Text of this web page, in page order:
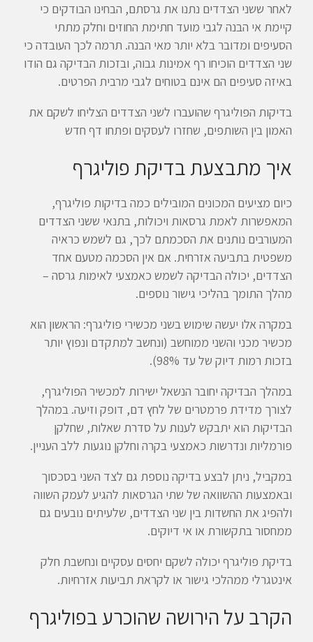
לאחר ששני הצדדים נתנו את גרסתם, הבחינו הבודקים כי
קיימת אי הבנה לגבי מועד חתימת החוזים וחלק מתתי
הסעיפים ומדובר בלא יותר מאי הבנה. תרמה לכך העובדה כי
שני הצדדים הוכיחו רף אמינות גבוה, ובזכות הבדיקה גם הודו
באיזה סעיפים הם אינם בטוחים לגבי מרבית הפרטים.
בדיקות הפוליגרף שהועברו לשני הצדדים הצליחו לשקם את
האמון בין השותפים, שחזרו לעסקים ופתחו דף חדש
איך מתבצעת בדיקת פוליגרף
כיום מציעים המכונים המובילים כמה בדיקות פוליגרף,
המאפשרות לאמת גרסאות ויכולות, בתנאי ששני הצדדים
המעורבים נותנים את הסכמתם לכך, גם לשמש כראיה
משפטית בתביעה אזרחית. אם אין הסכמה מטעם אחד
הצדדים, יכולה הבדיקה לשמש כאמצעי לאימות גרסה –
מהלך התומך בהליכי גישור נוספים.
במקרה אלו יעשה שימוש בשני מכשירי פוליגרף: הראשון הוא
מכשיר מכני והשני ממוחשב (ונחשב למתקדם ונפוץ יותר
בזכות רמות דיוק של עד 98%).
במהלך הבדיקה יחובר הנשאל ישירות למכשיר הפוליגרף,
לצורך מדידת פרמטרים של לחץ דם, דופק וזיעה. במהלך
הבדיקות הוא יתבקש לענות על סדרת שאלות, שחלקן
פורמליות ונדרשות כאמצעי בקרה וחלקן נוגעות ללב העניין.
במקביל, ניתן לבצע בדיקה נוספת גם לצד השני בסכסוך
ובאמצעות ההשוואה של שתי הגרסאות להגיע לעמק השווה
ולהפיג את החשדות בין שני הצדדים, שלעיתים נובעים גם
ממחסור בתקשורת או אי דיוקים.
בדיקת פוליגרף יכולה לשקם יחסים עסקיים ונחשבת חלק
אינטגרלי ממהלכי גישור או לקראת תביעות אזרחיות.
הקרב על הירושה שהוכרע בפוליגרף